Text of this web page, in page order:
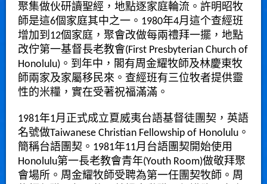
聚集做伙研讀聖經，地點逐家庭輪流。許明昭牧
師是這6個家庭其中之一。1980年4月這个查經班
增加到12個家庭，聚會改做每兩禮拜一擺，地點
改佇第一基督長老教會(First Presbyterian Church of
Honolulu)。到年中，閣有周金耀牧師及林慶東牧
師兩家及家屬移民來。查經班有三位牧者提供靈
性的米糧，實在受著祝福滿滿。
1981年1月正式成立夏威夷台語基督徒團契，英語
名號做Taiwanese Christian Fellowship of Honolulu。
簡稱台語團契。1981年11月台語團契開始使用
Honolulu第一長老教會青年(Youth Room)做敬拜聚
會場所。周金耀牧師受聘為第一任團契牧師。周